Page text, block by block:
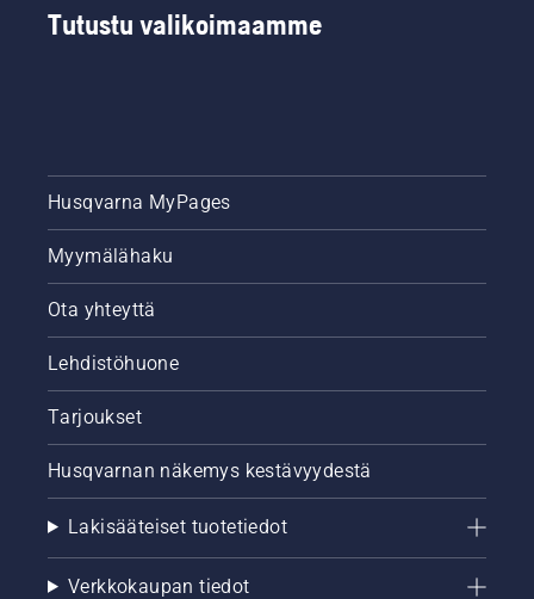
Tutustu valikoimaamme
Husqvarna MyPages
Myymälähaku
Ota yhteyttä
Lehdistöhuone
Tarjoukset
Husqvarnan näkemys kestävyydestä
Lakisääteiset tuotetiedot
Verkkokaupan tiedot